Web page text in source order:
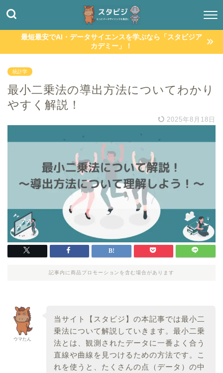
最短最安でAI・データサイエンスを学ぶなら「スタビジア
カデミー」！
統計学
最小二乗法の導出方法についてわかり
やすく解説！
2025年8月18日
記事内に商品プロモーションを含む場合があります
ウマたん
当サイト【スタビジ】の本記事では最小二
乗法について解説していきます。最小二乗
法とは、観測されたデータに一番よく合う
直線や曲線を見つけるための方法です。こ
れを使うと、たくさんの点（データ）の中